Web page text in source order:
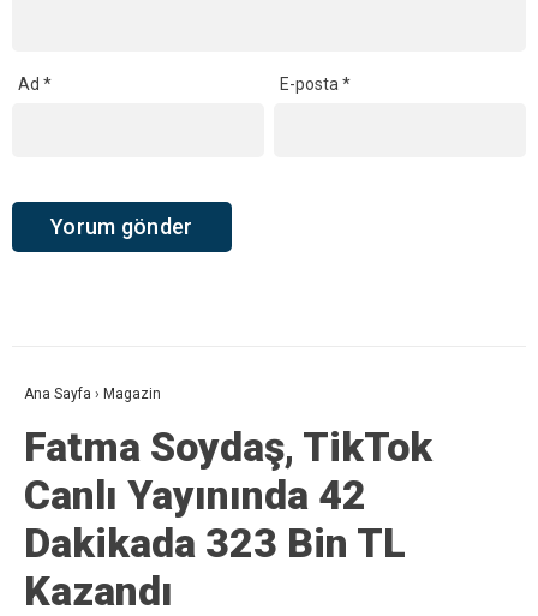
Ad * E-posta*
Ana Sayfa › Magazin
Fatma Soydaş, TikTok
Canlı Yayınında 42
Dakikada 323 Bin TL
Kazandı